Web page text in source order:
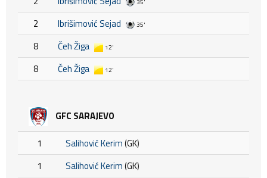
35'
2 Ibrišimović Sejad 35'
8 Čeh Žiga 12'
8 Čeh Žiga 12'
GFC SARAJEVO
1 Salihović Kerim(GK)
1
Salihović Kerim(GK)